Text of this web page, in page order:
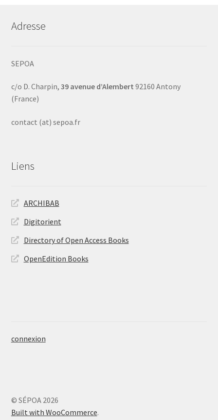
Adresse
SEPOA
c/o D. Charpin, 39 avenue d’Alembert 92160 Antony
(France)
contact (at) sepoa.fr
Liens
ARCHIBAB
Digitorient
Directory of Open Access Books
OpenEdition Books
connexion
© SÉPOA 2026
Built with WooCommerce.